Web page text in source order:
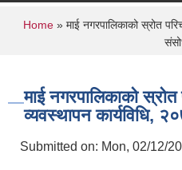
You are here
Home » माई नगरपालिकाको स्रोत
माई नगरपालिकाको
व्यवस्थापन कार्यविधि,
Submitted on: Mon, 02/12/